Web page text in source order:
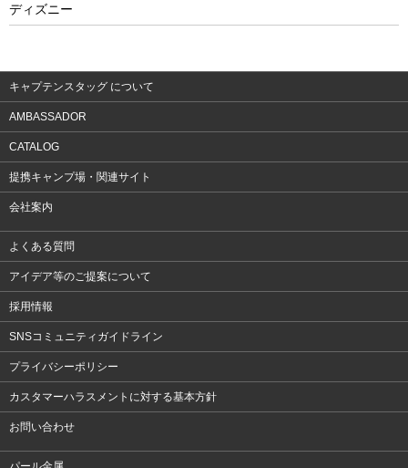
ウェア
ディズニー
キャプテンスタッグ について
AMBASSADOR
CATALOG
提携キャンプ場・関連サイト
会社案内
よくある質問
アイデア等のご提案について
採用情報
SNSコミュニティガイドライン
プライバシーポリシー
カスタマーハラスメントに対する基本方針
お問い合わせ